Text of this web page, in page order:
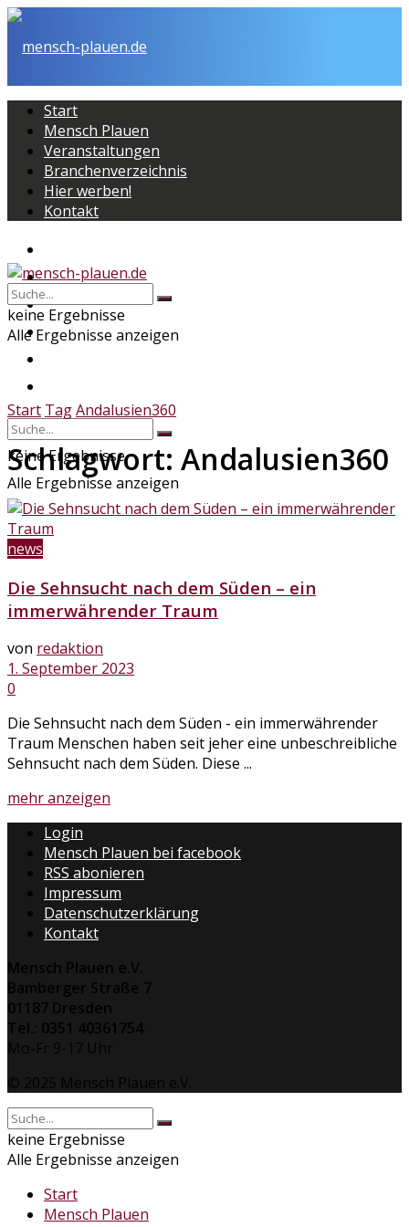
Start
Mensch Plauen
Veranstaltungen
Branchenverzeichnis
Hier werben!
Kontakt
Mensch Plauen
Veranstaltungen
Branchenverzeichnis
keine Ergebnisse
Alle Ergebnisse anzeigen
keine Ergebnisse
Alle Ergebnisse anzeigen
Start TagAndalusien360
Schlagwort: Andalusien360
news
Die Sehnsucht nach dem Süden – ein
immerwährender Traum
von redaktion
1. September 2023
0
Die Sehnsucht nach dem Süden - ein immerwährender
Traum Menschen haben seit jeher eine unbeschreibliche
Sehnsucht nach dem Süden. Diese ...
mehr anzeigen
Login
Mensch Plauen bei facebook
RSS abonieren
Impressum
Datenschutzerklärung
Kontakt
Mensch Plauen e.V.
Bamberger Straße 7
01187 Dresden
Tel.: 0351 40361754
Mo-Fr 9-17 Uhr
© 2025 Mensch Plauen e.V.
keine Ergebnisse
Alle Ergebnisse anzeigen
Start
Mensch Plauen